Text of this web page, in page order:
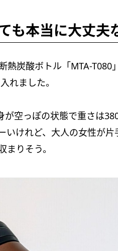
も本当に大丈夫
熱炭酸ボトル「MTA-T080
れました。
空っぽの状態で重さは
いけれど、大人の女性が
りそう。